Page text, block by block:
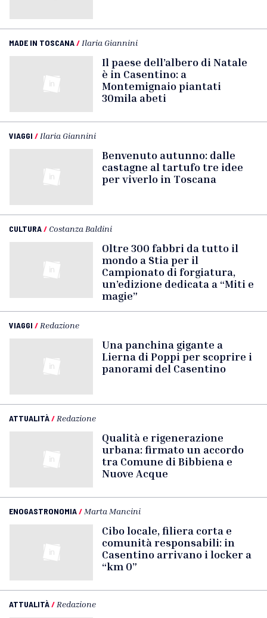
MADE IN TOSCANA/ Ilaria Giannini
Il paese dell’albero di Natale
è in Casentino: a
Montemignaio piantati
30mila abeti
VIAGGI / Ilaria Giannini
Benvenuto autunno: dalle
castagne al tartufo tre idee
per viverlo in Toscana
CULTURA/ Costanza Baldini
Oltre 300 fabbri da tutto il
mondo a Stia per il
Campionato di forgiatura,
un’edizione dedicata a “Miti e
magie”
VIAGGI / Redazione
Una panchina gigante a
Lierna di Poppi per scoprire i
panorami del Casentino
ATTUALITÀ/ Redazione
Qualità e rigenerazione
urbana: firmato un accordo
tra Comune di Bibbiena e
Nuove Acque
ENOGASTRONOMIA/ Marta Mancini
Cibo locale, filiera corta e
comunità responsabili: in
Casentino arrivano i locker a
“km 0”
ATTUALITÀ/ Redazione